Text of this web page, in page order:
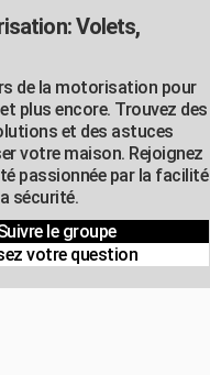
Volets,
de la motorisation pour
plus encore. Trouvez des
et des astuces
votre maison. Rejoignez
passionnée par la facilité
sécurité.
le groupe
votre question